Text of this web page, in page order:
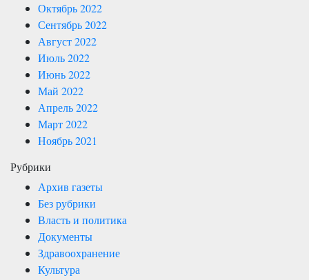
Октябрь 2022
Сентябрь 2022
Август 2022
Июль 2022
Июнь 2022
Май 2022
Апрель 2022
Март 2022
Ноябрь 2021
Рубрики
Архив газеты
Без рубрики
Власть и политика
Документы
Здравоохранение
Культура